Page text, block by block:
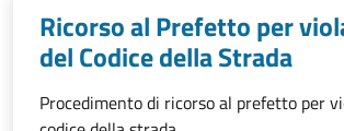
Ricorso al Prefetto per
del Codice della Strada
Procedimento di ricorso al prefetto per